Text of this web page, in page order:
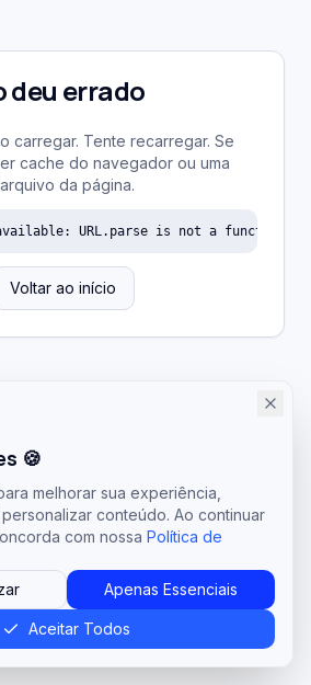
deu errado
carregar. Tente recarregar. Se
cache do navegador ou uma
da página.
URL.parse is not a function
Voltar ao início
🍪
melhorar sua experiência,
conteúdo. Ao continuar
com nossa Política de
Apenas Essenciais
Aceitar Todos